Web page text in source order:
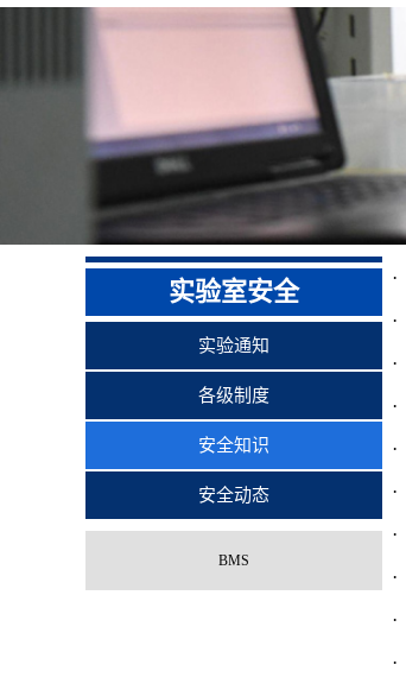
实验室安全
实验通知
各级制度
安全知识
安全动态
BMS